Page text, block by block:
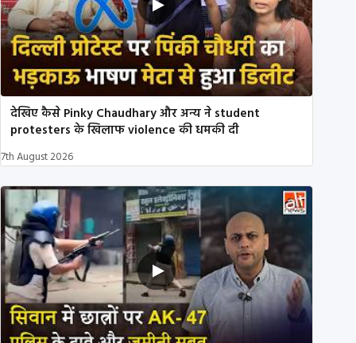
देखिए कैसे Pinky Chaudhary और अन्य ने student
protesters के खिलाफ violence की धमकी दी
7th August 2026